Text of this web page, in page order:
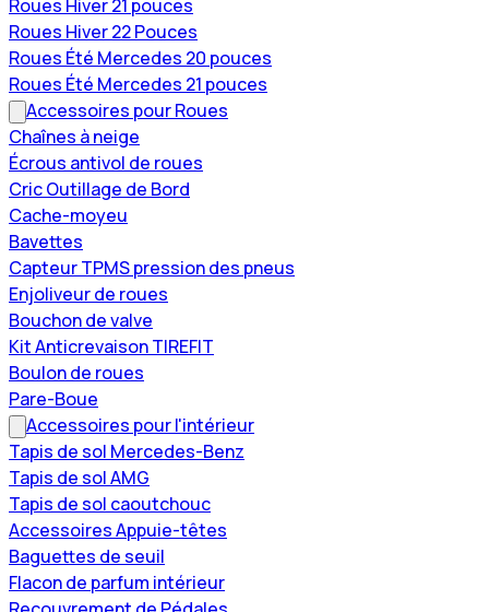
Roues Hiver 21 pouces
Roues Hiver 22 Pouces
Roues Été Mercedes 20 pouces
Roues Été Mercedes 21 pouces
Accessoires pour Roues
Chaînes à neige
Écrous antivol de roues
Cric Outillage de Bord
Cache-moyeu
Bavettes
Capteur TPMS pression des pneus
Enjoliveur de roues
Bouchon de valve
Kit Anticrevaison TIREFIT
Boulon de roues
Pare-Boue
Accessoires pour l'intérieur
Tapis de sol Mercedes-Benz
Tapis de sol AMG
Tapis de sol caoutchouc
Accessoires Appuie-têtes
Baguettes de seuil
Flacon de parfum intérieur